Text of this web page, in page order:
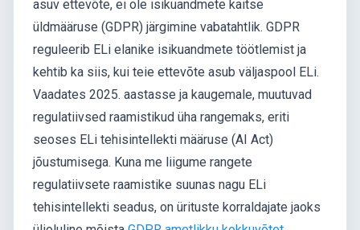
asuv ettevõte, ei ole isikuandmete kaitse
üldmääruse (GDPR) järgimine vabatahtlik. GDPR
reguleerib ELi elanike isikuandmete töötlemist ja
kehtib ka siis, kui teie ettevõte asub väljaspool ELi.
Vaadates 2025. aastasse ja kaugemale, muutuvad
regulatiivsed raamistikud üha rangemaks, eriti
seoses ELi tehisintellekti määruse (AI Act)
jõustumisega. Kuna me liigume rangete
regulatiivsete raamistike suunas nagu ELi
tehisintellekti seadus, on ürituste korraldajate jaoks